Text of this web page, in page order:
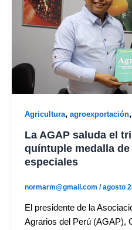
Agricultura, agroexportación,
La AGAP saluda el
quíntuple medalla
especiales
normarm@gmail.com /agosto
El presidente de la
Agrarios del Perú (AGAP),